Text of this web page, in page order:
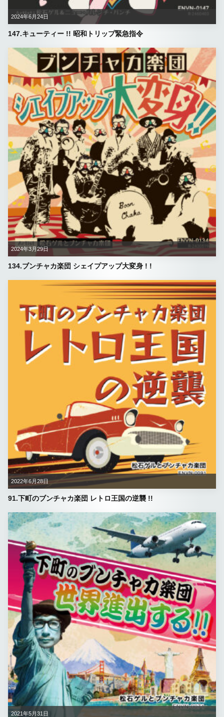
2024年6月24日
147.キューティー !! 昭和トリップ緊急指令
2024年3月29日
134.ブンチャカ楽団 シェイプアップ大変身 ! !
2022年6月28日
91.下町のブンチャカ楽団 レトロ王国の逆襲 !!
2021年5月31日